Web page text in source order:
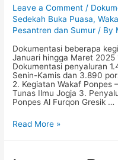
Leave a Comment /
Sedekah Buka Puasa,
Pesantren dan Sumur / By
Dokumentasi beberapa
Januari hingga Maret 2025
Dokumentasi penyaluran
Senin-Kamis dan 3.890
2. Kegiatan Wakaf Ponpes
Tunas Ilmu Jogja 3.
Ponpes Al Furqon Gresik …
Dokumentasi
Read More »